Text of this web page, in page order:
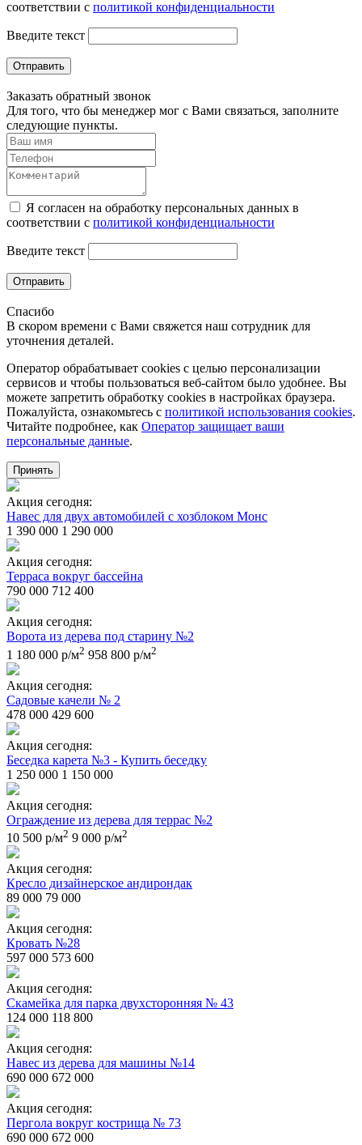
соответствии с политикой конфиденциальности
Введите текст
Отправить
Заказать обратный звонок
Для того, что бы менеджер мог с Вами связаться, заполните
следующие пункты.
Я согласен на обработку персональных данных в
соответствии с политикой конфиденциальности
Введите текст
Отправить
Спасибо
В скором времени с Вами свяжется наш сотрудник для
уточнения деталей.
Оператор обрабатывает cookies с целью персонализации
сервисов и чтобы пользоваться веб-сайтом было удобнее. Вы
можете запретить обработку сookies в настройках браузера.
Пожалуйста, ознакомьтесь с политикой использования cookies.
Читайте подробнее, как Оператор защищает ваши
персональные данные.
Принять
Акция сегодня:
Навес для двух автомобилей с хозблоком Монс
1 390 000 1 290 000
Акция сегодня:
Терраса вокруг бассейна
790 000 712 400
Акция сегодня:
Ворота из дерева под старину №2
1 180 000 р/м2 958 800 р/м2
Акция сегодня:
Садовые качели № 2
478 000 429 600
Акция сегодня:
Беседка карета №3 - Купить беседку
1 250 000 1 150 000
Акция сегодня:
Ограждение из дерева для террас №2
10 500 р/м2 9 000 р/м2
Акция сегодня:
Кресло дизайнерское андирондак
89 000 79 000
Акция сегодня:
Кровать №28
597 000 573 600
Акция сегодня:
Скамейка для парка двухсторонняя № 43
124 000 118 800
Акция сегодня:
Навес из дерева для машины №14
690 000 672 000
Акция сегодня:
Пергола вокруг кострища № 73
690 000 672 000